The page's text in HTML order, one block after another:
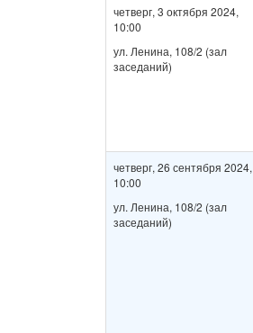
четверг, 3 октября 2024,
10:00
ул. Ленина, 108/2 (зал
заседаний)
четверг, 26 сентября 2024,
10:00
ул. Ленина, 108/2 (зал
заседаний)